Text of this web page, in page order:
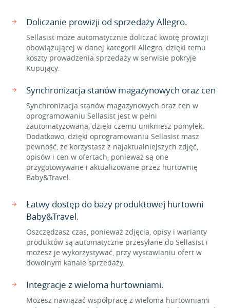
Doliczanie prowizji od sprzedaży Allegro.
Sellasist może automatycznie doliczać kwotę prowizji
obowiązującej w danej kategorii Allegro, dzięki temu
koszty prowadzenia sprzedaży w serwisie pokryje
Kupujący.
Synchronizacja stanów magazynowych oraz cen
Synchronizacja stanów magazynowych oraz cen w
oprogramowaniu Sellasist jest w pełni
zautomatyzowana, dzięki czemu unikniesz pomyłek.
Dodatkowo, dzięki oprogramowaniu Sellasist masz
pewność, że korzystasz z najaktualniejszych zdjęć,
opisów i cen w ofertach, ponieważ są one
przygotowywane i aktualizowane przez hurtownię
Baby&Travel.
Łatwy dostęp do bazy produktowej hurtowni
Baby&Travel.
Oszczędzasz czas, ponieważ zdjęcia, opisy i warianty
produktów są automatyczne przesyłane do Sellasist i
możesz je wykorzystywać, przy wystawianiu ofert w
dowolnym kanale sprzedaży.
Integracje z wieloma hurtowniami.
Możesz nawiązać współpracę z wieloma hurtowniami